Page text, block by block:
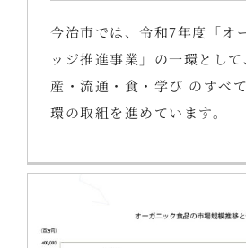
今治市では、令和7年度「オ
ッジ推進事業」の一環とし
産・流通・食・学び のすべ
環の取組を進めています。